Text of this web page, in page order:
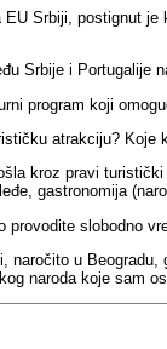
Srbiji, postignut
Srbije i Portugalije
program koji
atrakciju?
lakroz pravi turistički
gastronomija
provodite slobodno
naročito u
naroda koje sam